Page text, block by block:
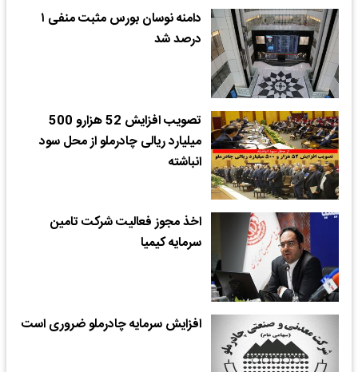
دامنه نوسان بورس مثبت منفی ۱
درصد شد
تصویب افزایش 52 هزارو 500
میلیارد ریالی چادرملو از محل سود
انباشته
اخذ مجوز فعالیت شرکت تامین
سرمایه کیمیا
افزایش سرمایه چادرملو ضروری است